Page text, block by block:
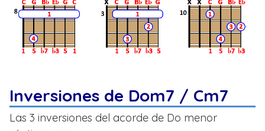
Inversiones de Dom7 / Cm7
Las 3 inversiones del acorde de Do menor